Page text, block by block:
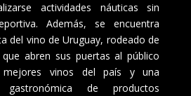
actividades náuticas sin
Además, se encuentra
del vino de Uruguay, rodeado de
abren sus puertas al público
vinos del país y una
de productos